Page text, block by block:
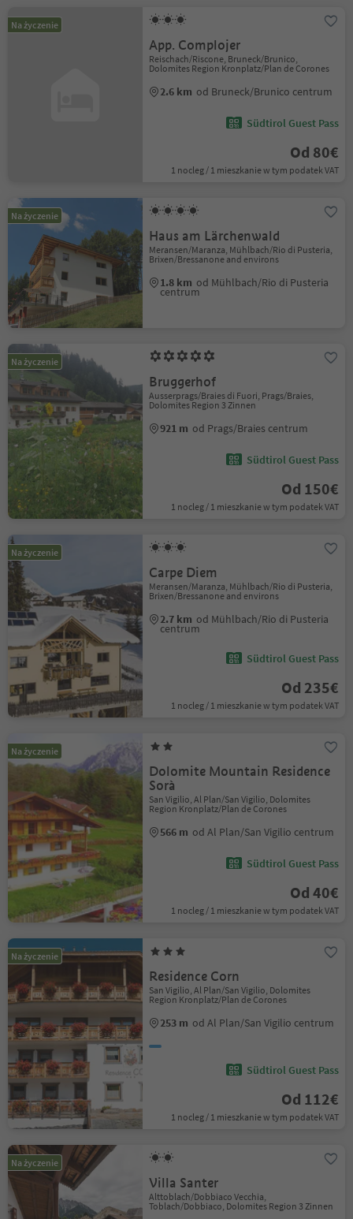
Na życzenie
App. Complojer
Reischach/Riscone, Bruneck/Brunico,
Dolomites Region Kronplatz/Plan de Corones
2.6 km od Bruneck/Brunico centrum
Südtirol Guest Pass
Od 80€
1 nocleg / 1 mieszkanie w tym podatek VAT
Na życzenie
Haus am Lärchenwald
Meransen/Maranza, Mühlbach/Rio di Pusteria,
Brixen/Bressanone and environs
1.8 km od Mühlbach/Rio di Pusteria
centrum
Na życzenie
Bruggerhof
Ausserprags/Braies di Fuori, Prags/Braies,
Dolomites Region 3 Zinnen
921 m od Prags/Braies centrum
Südtirol Guest Pass
Od 150€
1 nocleg / 1 mieszkanie w tym podatek VAT
Na życzenie
Carpe Diem
Meransen/Maranza, Mühlbach/Rio di Pusteria,
Brixen/Bressanone and environs
2.7 km od Mühlbach/Rio di Pusteria
centrum
Südtirol Guest Pass
Od 235€
1 nocleg / 1 mieszkanie w tym podatek VAT
Na życzenie
Dolomite Mountain Residence
Sorà
San Vigilio, Al Plan/San Vigilio, Dolomites
Region Kronplatz/Plan de Corones
566 m od Al Plan/San Vigilio centrum
Südtirol Guest Pass
Od 40€
1 nocleg / 1 mieszkanie w tym podatek VAT
Na życzenie
Residence Corn
San Vigilio, Al Plan/San Vigilio, Dolomites
Region Kronplatz/Plan de Corones
253 m od Al Plan/San Vigilio centrum
Südtirol Guest Pass
Od 112€
1 nocleg / 1 mieszkanie w tym podatek VAT
Na życzenie
Villa Santer
Alttoblach/Dobbiaco Vecchia,
Toblach/Dobbiaco, Dolomites Region 3 Zinnen